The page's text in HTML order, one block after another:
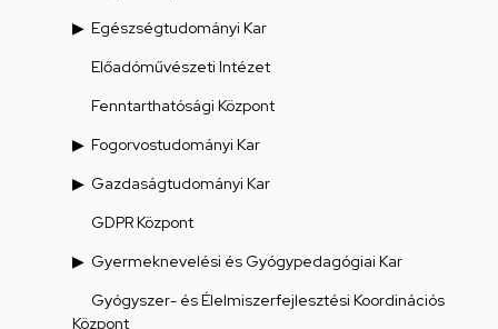
Egészségtudományi Kar
Előadóművészeti Intézet
Fenntarthatósági Központ
Fogorvostudományi Kar
Gazdaságtudományi Kar
GDPR Központ
Gyermeknevelési és Gyógypedagógiai Kar
Gyógyszer- és Élelmiszerfejlesztési Koordinációs
Központ